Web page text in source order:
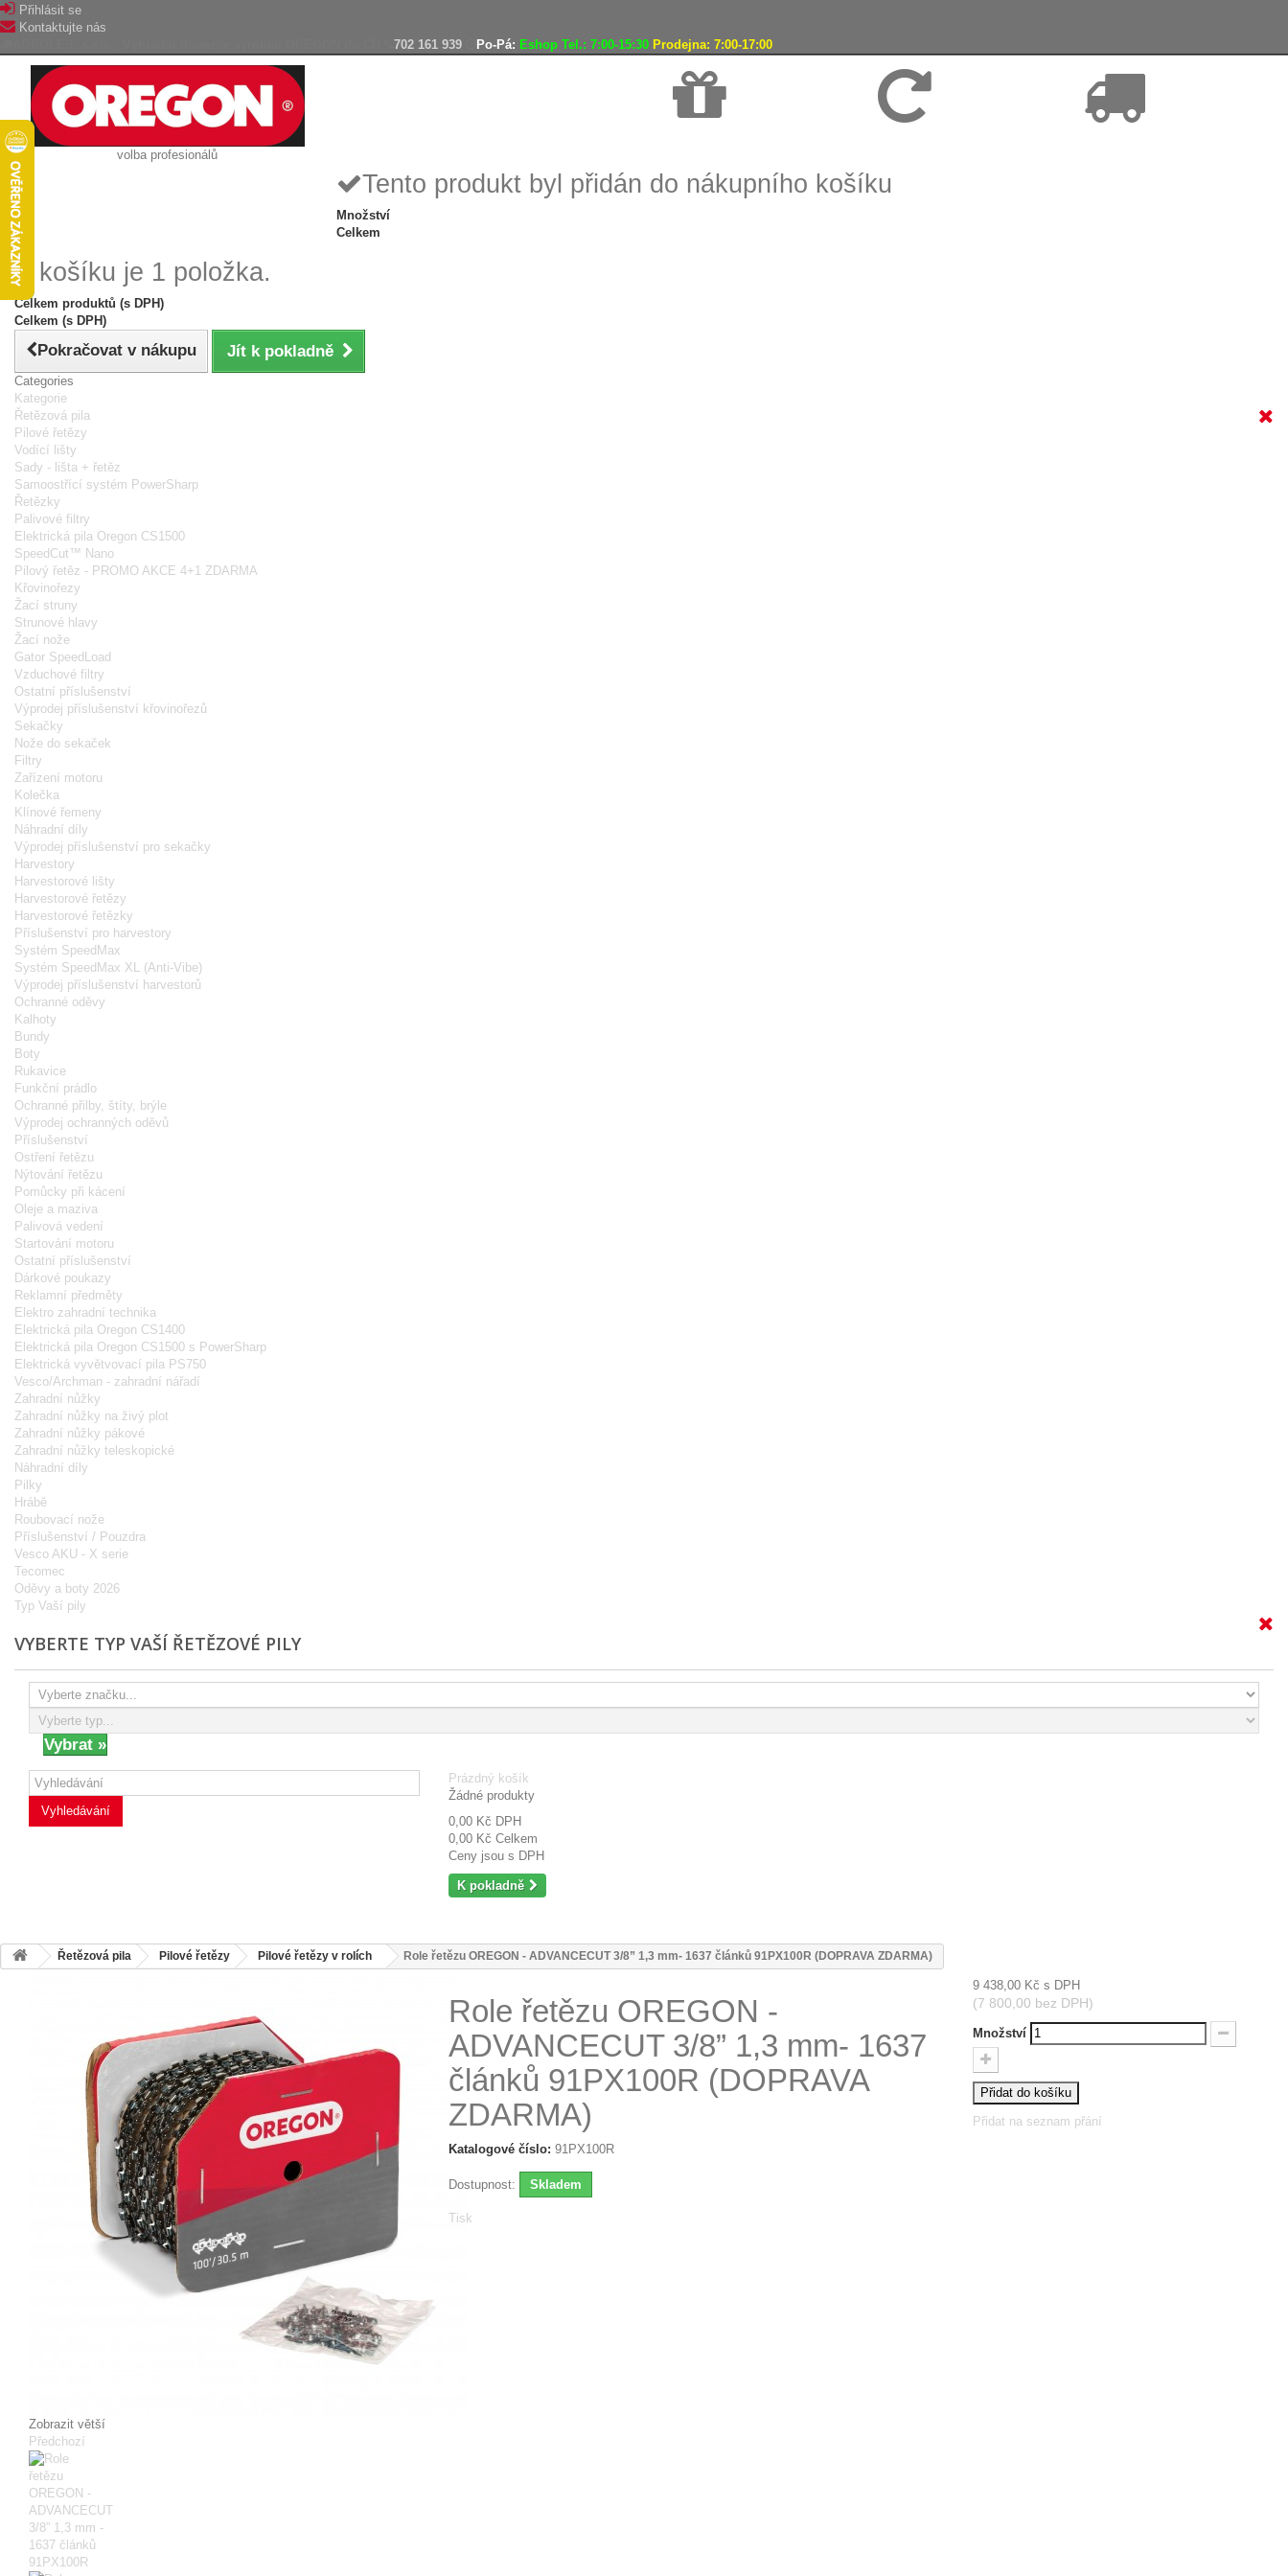
Přihlásit se
Kontaktujte nás
702 161 939 Po-Pá: Eshop Tel.: 7:00-15:30 Prodejna: 7:00-17:00
volba profesionálů
Tento produkt byl přidán do nákupního košíku
Množství
Celkem
V košíku je 1 položka.
Celkem produktů (s DPH)
Celkem (s DPH)
Pokračovat v nákupu Jít k pokladně
Categories
Kategorie
Řetězová pila
Pilové řetězy
Vodící lišty
Sady - lišta + řetěz
Samoostřící systém PowerSharp
Řetězky
Palivové filtry
Elektrická pila Oregon CS1500
SpeedCut™ Nano
Pilový řetěz - PROMO AKCE 4+1 ZDARMA
Křovinořezy
Žací struny
Strunové hlavy
Žací nože
Gator SpeedLoad
Vzduchové filtry
Ostatní příslušenství
Výprodej příslušenství křovinořezů
Sekačky
Nože do sekaček
Filtry
Zařízení motoru
Kolečka
Klínové řemeny
Náhradní díly
Výprodej příslušenství pro sekačky
Harvestory
Harvestorové lišty
Harvestorové řetězy
Harvestorové řetězky
Příslušenství pro harvestory
Systém SpeedMax
Systém SpeedMax XL (Anti-Vibe)
Výprodej příslušenství harvestorů
Ochranné oděvy
Kalhoty
Bundy
Boty
Rukavice
Funkční prádlo
Ochranné přilby, štíty, brýle
Výprodej ochranných oděvů
Příslušenství
Ostření řetězu
Nýtování řetězu
Pomůcky při kácení
Oleje a maziva
Palivová vedení
Startování motoru
Ostatní příslušenství
Dárkové poukazy
Reklamní předměty
Elektro zahradní technika
Elektrická pila Oregon CS1400
Elektrická pila Oregon CS1500 s PowerSharp
Elektrická vyvětvovací pila PS750
Vesco/Archman - zahradní nářadí
Zahradní nůžky
Zahradní nůžky na živý plot
Zahradní nůžky pákové
Zahradní nůžky teleskopické
Náhradní díly
Pilky
Hrábě
Roubovací nože
Příslušenství / Pouzdra
Vesco AKU - X serie
Tecomec
Oděvy a boty 2026
Typ Vaší pily
VYBERTE TYP VAŠÍ ŘETĚZOVÉ PILY
Vyhledávání
Prázdný košík
Žádné produkty
0,00 Kč DPH
0,00 Kč Celkem
Ceny jsou s DPH
K pokladně
Řetězová pila Pilové řetězy Pilové řetězy v rolích Role řetězu OREGON - ADVANCECUT 3/8” 1,3 mm- 1637 článků 91PX100R (DOPRAVA ZDARMA)
Zobrazit větší
Předchozí
Role řetězu OREGON -
ADVANCECUT 3/8” 1,3 mm- 1637
článků 91PX100R (DOPRAVA
ZDARMA)
Katalogové číslo: 91PX100R
Dostupnost: Skladem
Tisk
9 438,00 Kč s DPH
(7 800,00 bez DPH)
Množství
Přidat do košíku
Přidat na seznam přání